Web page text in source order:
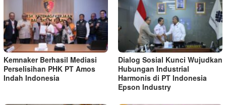
Kemnaker Berhasil Mediasi
Perselisihan PHK PT Amos
Indah Indonesia
Dialog Sosial Kunci Wujudkan
Hubungan Industrial
Harmonis di PT Indonesia
Epson Industry